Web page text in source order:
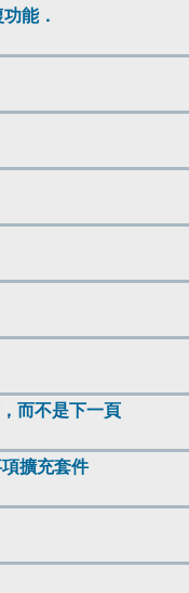
能．
而不是下一頁
擴充套件